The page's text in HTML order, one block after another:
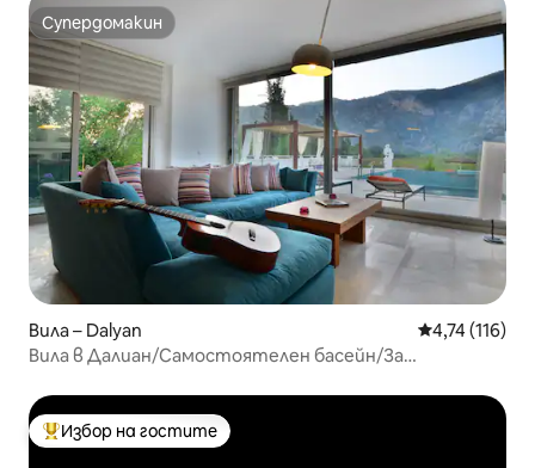
Супердомакин
Супердомакин
Вила – Dalyan Средна
4,74 (116)
Вила в Далиан/Самостоятелен басейн/За
Най-популярен избор на гостите
Избор на гостите